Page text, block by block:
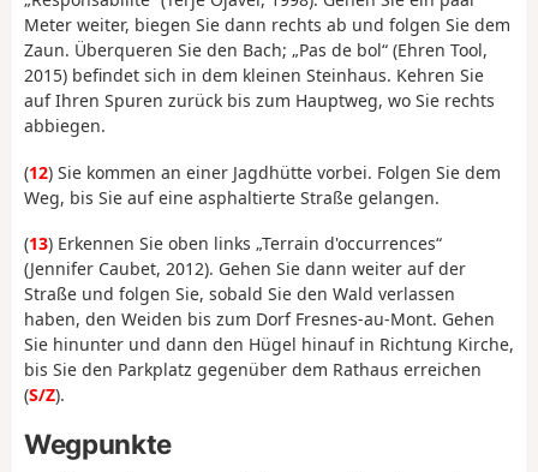
Meter weiter, biegen Sie dann rechts ab und folgen Sie dem
Zaun. Überqueren Sie den Bach; „Pas de bol“ (Ehren Tool,
2015) befindet sich in dem kleinen Steinhaus. Kehren Sie
auf Ihren Spuren zurück bis zum Hauptweg, wo Sie rechts
abbiegen.
(12) Sie kommen an einer Jagdhütte vorbei. Folgen Sie dem
Weg, bis Sie auf eine asphaltierte Straße gelangen.
(13) Erkennen Sie oben links „Terrain d'occurrences“
(Jennifer Caubet, 2012). Gehen Sie dann weiter auf der
Straße und folgen Sie, sobald Sie den Wald verlassen
haben, den Weiden bis zum Dorf Fresnes-au-Mont. Gehen
Sie hinunter und dann den Hügel hinauf in Richtung Kirche,
bis Sie den Parkplatz gegenüber dem Rathaus erreichen
(S/Z).
Wegpunkte